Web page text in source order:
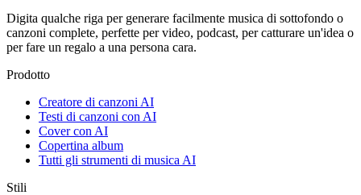
Digita qualche riga per generare facilmente musica di sottofondo o
canzoni complete, perfette per video, podcast, per catturare un'idea o
per fare un regalo a una persona cara.
Prodotto
Creatore di canzoni AI
Testi di canzoni con AI
Cover con AI
Copertina album
Tutti gli strumenti di musica AI
Stili